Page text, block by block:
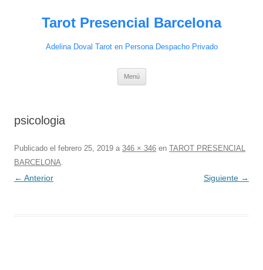
contenidoTarot Presencial Barcelona
Adelina Doval Tarot en Persona Despacho Privado
Menú
psicologia
Publicado el febrero 25, 2019 a 346 × 346 en TAROT PRESENCIAL
BARCELONA.
← Anterior Siguiente →